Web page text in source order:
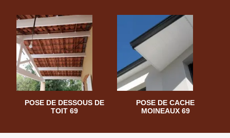
POSE DE DESSOUS DE
TOIT 69
POSE DE CACHE
MOINEAUX 69